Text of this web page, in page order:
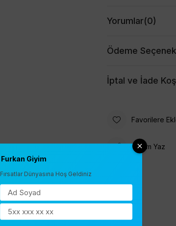
Yorumlar(0)
Ödeme
İptal ve İade
Favorilere
Yorum Yaz
Furkan Giyim
Fırsatlar Dünyasına Hoş Geldiniz